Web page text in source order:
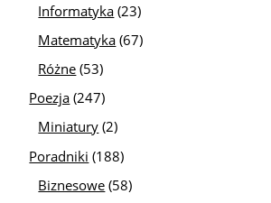
Informatyka (23)
Matematyka (67)
Różne (53)
Poezja (247)
Miniatury (2)
Poradniki (188)
Biznesowe (58)